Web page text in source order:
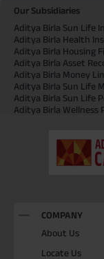
Our Subsidiaries
Aditya Birla Sun Life
Aditya Birla Health
Aditya Birla Housing
Aditya Birla Asset
Aditya Birla Money
Aditya Birla Sun Life
Aditya Birla Sun Life
Aditya Birla Wellness
COMPANY
About Us
Locate Us